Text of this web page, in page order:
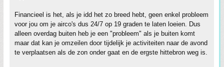
Financieel is het, als je idd het zo breed hebt, geen enkel probleem
voor jou om je airco's dus 24/7 op 19 graden te laten loeien. Dus
alleen overdag buiten heb je een "probleem" als je buiten komt
maar dat kan je omzeilen door tijdelijk je activiteiten naar de avond
te verplaatsen als de zon onder gaat en de ergste hittebron weg is.